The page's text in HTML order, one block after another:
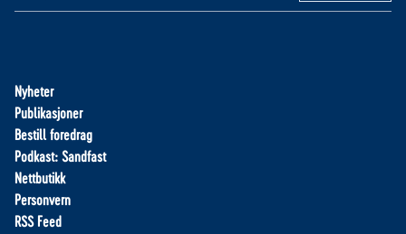
Nyheter
Publikasjoner
Bestill foredrag
Podkast: Sandfast
Nettbutikk
Personvern
RSS Feed